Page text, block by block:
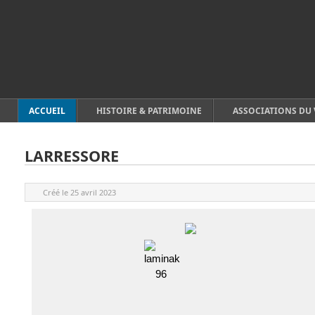
ACCUEIL HISTOIRE & PATRIMOINE ASSOCIATIONS DU
LARRESSORE
Créé le 25 avril 2023